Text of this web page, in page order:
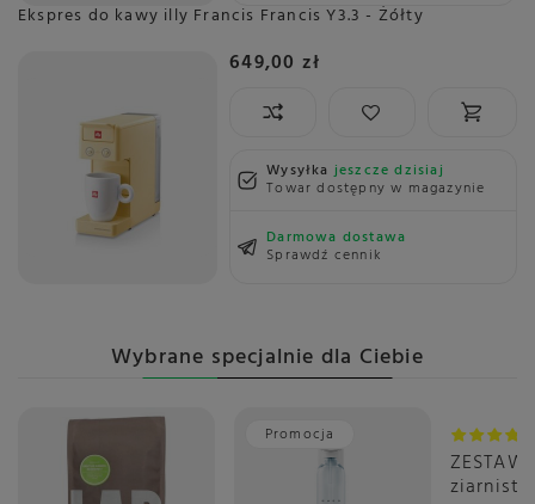
Ekspres do kawy illy Francis Francis Y3.3 - Żółty
649,00 zł
Wysyłkajeszcze dzisiaj
Towar dostępny w magazynie
Darmowa dostawa
Sprawdź cennik
Wybrane specjalnie dla Ciebie
Promocja